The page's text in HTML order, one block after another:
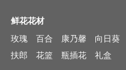
鲜花花材
玫瑰
百合 康乃馨
向日葵
扶郎
花篮 瓶插花 礼盒